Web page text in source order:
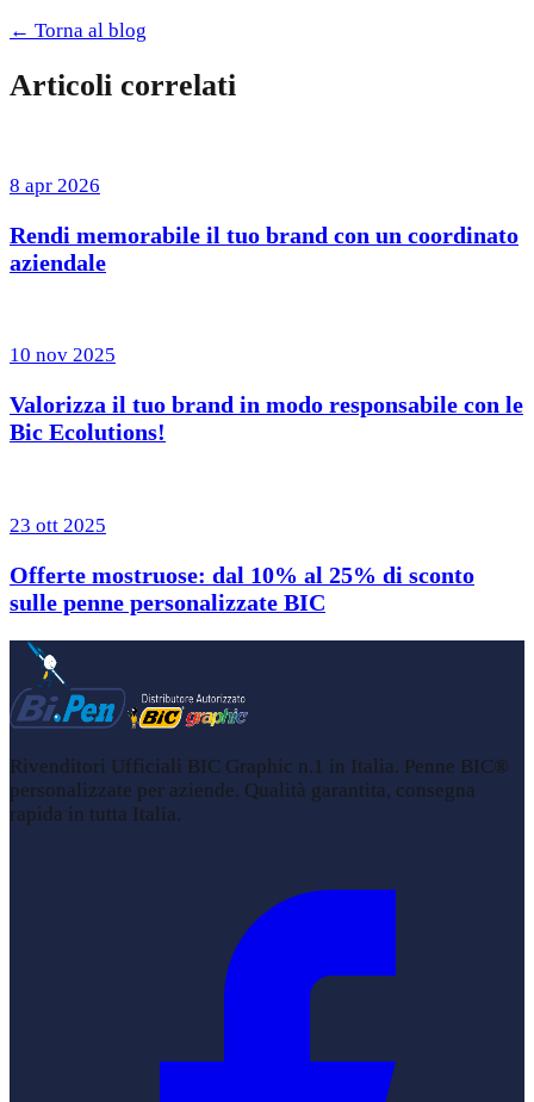
← Torna al blog
Articoli correlati
8 apr 2026
Rendi memorabile il tuo brand con un coordinato
aziendale
10 nov 2025
Valorizza il tuo brand in modo responsabile con le
Bic Ecolutions!
23 ott 2025
Offerte mostruose: dal 10% al 25% di sconto
sulle penne personalizzate BIC
Rivenditori Ufficiali BIC Graphic n.1 in Italia. Penne BIC®
personalizzate per aziende. Qualità garantita, consegna
rapida in tutta Italia.